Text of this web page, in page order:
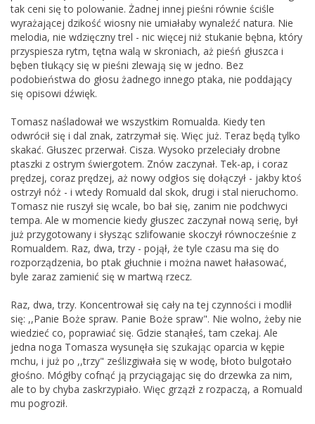
tak ceni się to polowanie. Żadnej innej pieśni równie ściśle
wyrażającej dzikość wiosny nie umiałaby wynaleźć natura. Nie
melodia, nie wdzięczny trel - nic więcej niż stukanie bębna, który
przyspiesza rytm, tętna walą w skroniach, aż pieśń głuszca i
bęben tłukący się w pieśni zlewają się w jedno. Bez
podobieństwa do głosu żadnego innego ptaka, nie poddający
się opisowi dźwięk.
Tomasz naśladował we wszystkim Romualda. Kiedy ten
odwrócił się i dal znak, zatrzymał się. Więc już. Teraz będą tylko
skakać. Głuszec przerwał. Cisza. Wysoko przeleciały drobne
ptaszki z ostrym świergotem. Znów zaczynał. Tek-ap, i coraz
prędzej, coraz prędzej, aż nowy odgłos się dołączył - jakby ktoś
ostrzył nóż - i wtedy Romuald dal skok, drugi i stal nieruchomo.
Tomasz nie ruszył się wcale, bo bał się, zanim nie podchwyci
tempa. Ale w momencie kiedy głuszec zaczynał nową serię, był
już przygotowany i słysząc szlifowanie skoczył równocześnie z
Romualdem. Raz, dwa, trzy - pojął, że tyle czasu ma się do
rozporządzenia, bo ptak głuchnie i można nawet hałasować,
byle zaraz zamienić się w martwą rzecz.
Raz, dwa, trzy. Koncentrował się cały na tej czynności i modlił
się: ,,Panie Boże spraw. Panie Boże spraw". Nie wolno, żeby nie
wiedzieć co, poprawiać się. Gdzie stanąłeś, tam czekaj. Ale
jedna noga Tomasza wysunęła się szukając oparcia w kępie
mchu, i już po ,,trzy" ześlizgiwała się w wodę, błoto bulgotało
głośno. Mógłby cofnąć ją przyciągając się do drzewka za nim,
ale to by chyba zaskrzypiało. Więc grzązł z rozpaczą, a Romuald
mu pogroził.